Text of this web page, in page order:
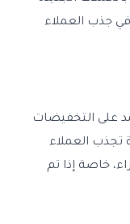
جذب العملاء
على التخفيضات
العملاء
خاصة إذا تم